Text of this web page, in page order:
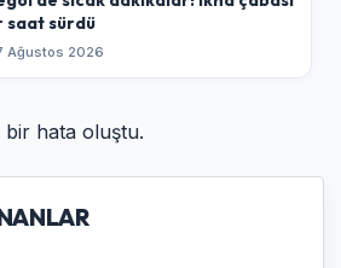
saat sürdü
Ağustos 2026
hata oluştu.